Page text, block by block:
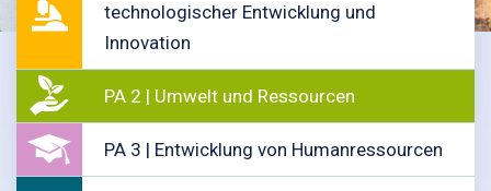
technologischer Entwicklung und
Innovation
PA 2 | Umwelt und Ressourcen
PA 3 | Entwicklung von Humanressourcen